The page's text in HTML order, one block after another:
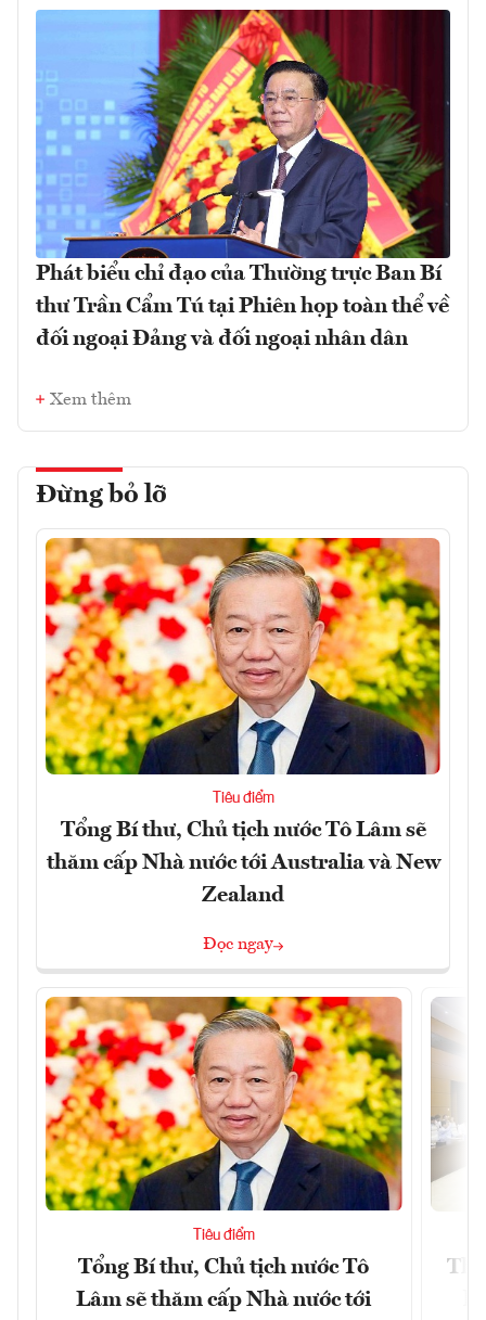
Phát biểu chỉ đạo của Thường trực Ban Bí
thư Trần Cẩm Tú tại Phiên họp toàn thể về
đối ngoại Đảng và đối ngoại nhân dân
Xem thêm
Đừng bỏ lỡ
Tiêu điểm
Tổng Bí thư, Chủ tịch nước Tô Lâm sẽ
thăm cấp Nhà nước tới Australia và New
Zealand
Đọc ngay
Tiêu điểm
Tổng Bí thư, Chủ tịch nước Tô
Lâm sẽ thăm cấp Nhà nước tới